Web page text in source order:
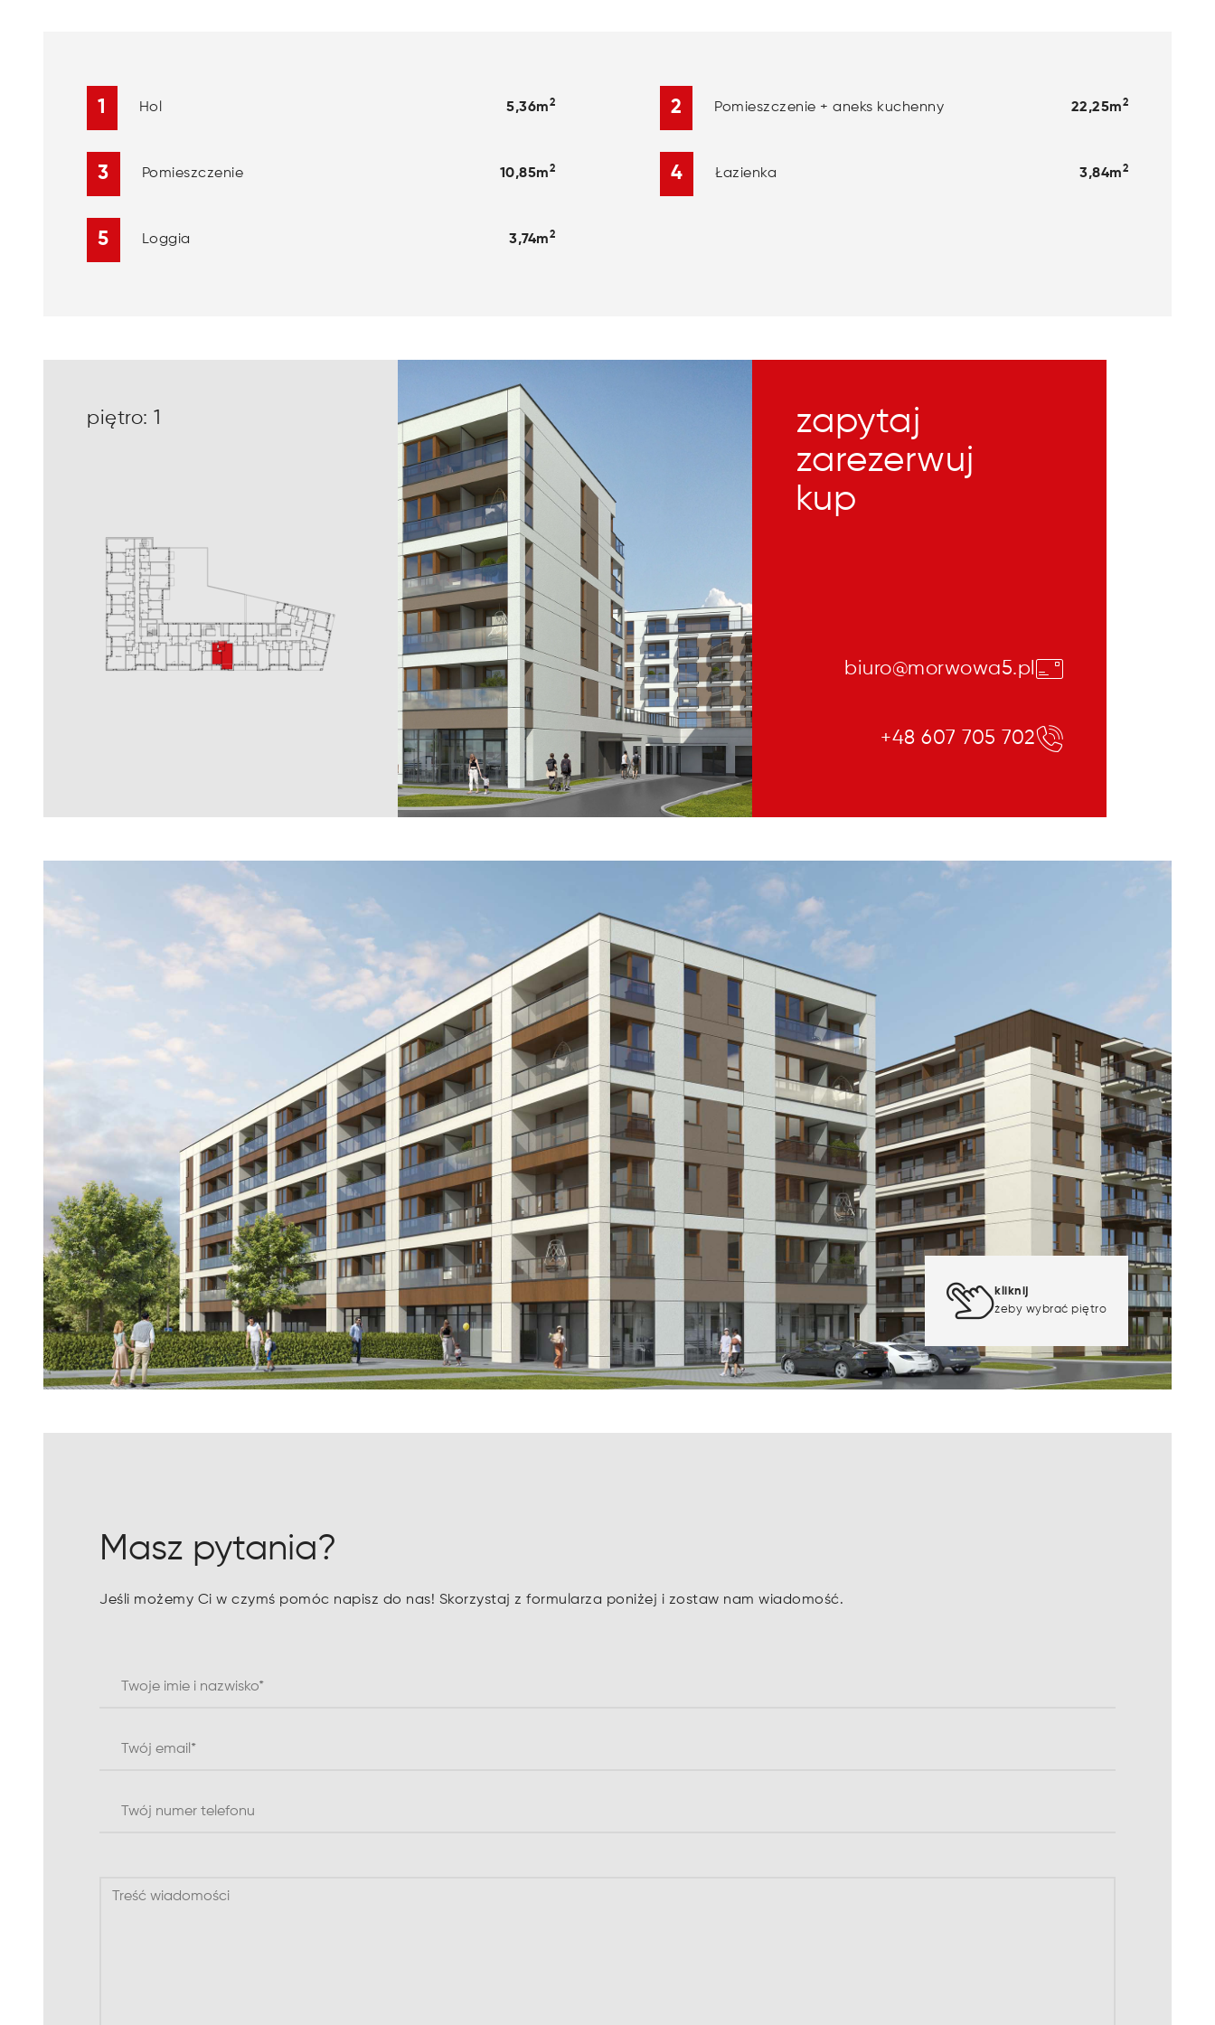
1 Hol 5,36m2 2 Pomieszczenie + aneks kuchenny 22,25m2
3 Pomieszczenie 10,85m2 4 Łazienka 3,84m2
5 Loggia 3,74m2
piętro: 1
zapytaj
zarezerwuj
kup
biuro@morwowa5.pl
+48 607 705 702
kliknij
żeby wybrać piętro
Masz pytania?
Jeśli możemy Ci w czymś pomóc napisz do nas! Skorzystaj z formularza poniżej i zostaw nam wiadomość.